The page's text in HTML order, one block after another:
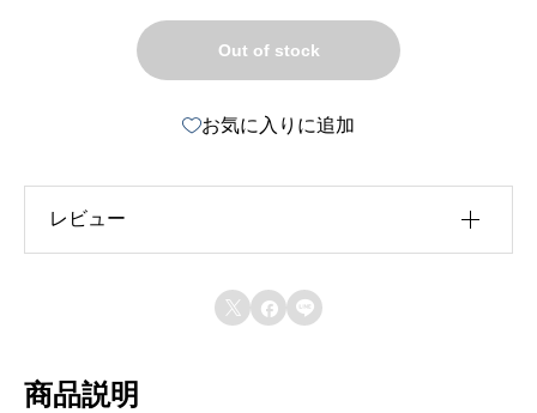
Out of stock
お気に入りに追加
レビュー
レビュー投稿には、会員登録が必要です。
会員登録する
  
商品説明